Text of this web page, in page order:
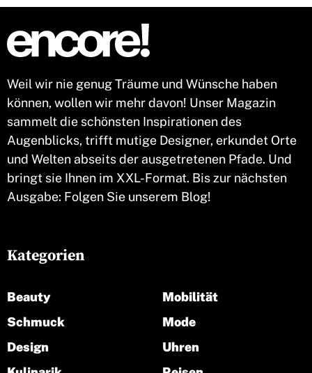
Weil wir nie genug Träume und Wünsche haben
können, wollen wir mehr davon! Unser Magazin
sammelt die schönsten Inspirationen des
Augenblicks, trifft mutige Designer, erkundet Orte
und Welten abseits der ausgetretenen Pfade. Und
bringt sie Ihnen im XXL-Format. Bis zur nächsten
Ausgabe: Folgen Sie unserem Blog!
Kategorien
Beauty
Schmuck
Design
Mobilität
Mode
Uhren